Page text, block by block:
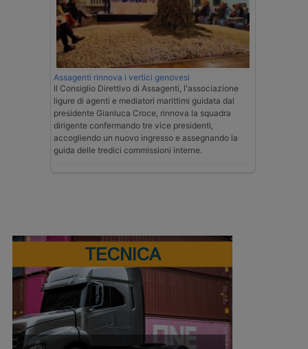
Assagenti rinnova i vertici genovesi
Il Consiglio Direttivo di Assagenti, l'associazione
ligure di agenti e mediatori marittimi guidata dal
presidente Gianluca Croce, rinnova la squadra
dirigente confermando tre vice presidenti,
accogliendo un nuovo ingresso e assegnando la
guida delle tredici commissioni interne.
TECNICA